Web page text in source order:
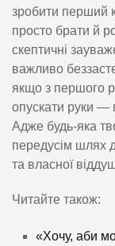
зробити перший
просто брати й
скептичні
важливо
якщо з першого
опускати руки —
Адже будь-яка
передусім шлях
та власної
Читайте також:
«Хочу, аби